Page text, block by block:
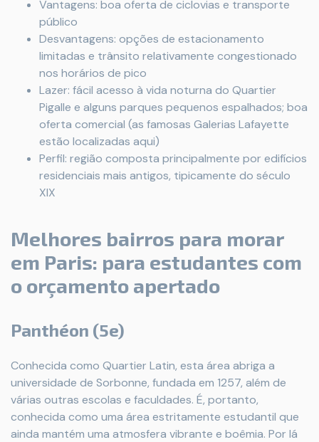
Vantagens: boa oferta de ciclovias e transporte
público
Desvantagens: opções de estacionamento
limitadas e trânsito relativamente congestionado
nos horários de pico
Lazer: fácil acesso à vida noturna do Quartier
Pigalle e alguns parques pequenos espalhados; boa
oferta comercial (as famosas Galerias Lafayette
estão localizadas aqui)
Perfil: região composta principalmente por edifícios
residenciais mais antigos, tipicamente do século
XIX
Melhores bairros para morar
em Paris: para estudantes com
o orçamento apertado
Panthéon (5e)
Conhecida como Quartier Latin, esta área abriga a
universidade de Sorbonne, fundada em 1257, além de
várias outras escolas e faculdades. É, portanto,
conhecida como uma área estritamente estudantil que
ainda mantém uma atmosfera vibrante e boêmia. Por lá